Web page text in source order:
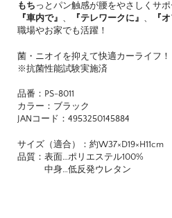
もち っとパン触感が腰をやさしくサポ
『車内で』 、 『テレワークに』 、
『
職場やお家でも活躍！
菌・ニオイを抑えて快適カーライフ！
※抗菌性能試験実施済
品番：PS-8011
カラー：ブラック
JANコード：4953250145884
サイズ（適合）：約W37×D19×H11cm
品質：表面…ポリエステル100%
中身…低反発ウレタン